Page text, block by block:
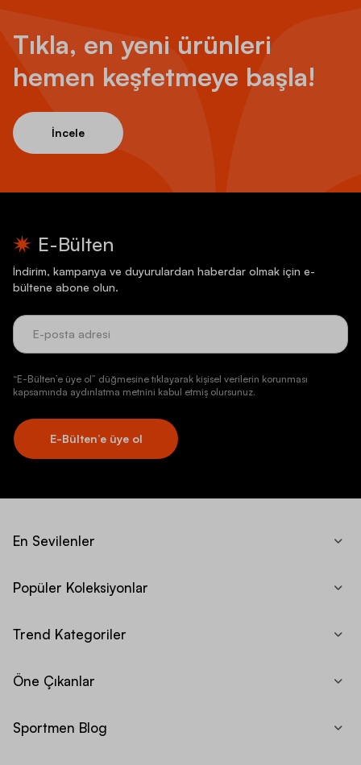
Tıkla, en yeni ürünleri
hemen keşfetmeye başla!
İncele
E-Bülten
İndirim, kampanya ve duyurulardan haberdar olmak için e-
bültene abone olun.
“E-Bülten’e üye ol” düğmesine tıklayarak kişisel verilerin korunması
kapsamında aydınlatma metnini kabul etmiş olursunuz.
E-Bülten’e üye ol
En Sevilenler
Popüler Koleksiyonlar
Trend Kategoriler
Öne Çıkanlar
Sportmen Blog